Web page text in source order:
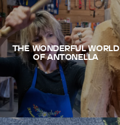
THE WONDERFUL WORLD
OF ANTONELLA